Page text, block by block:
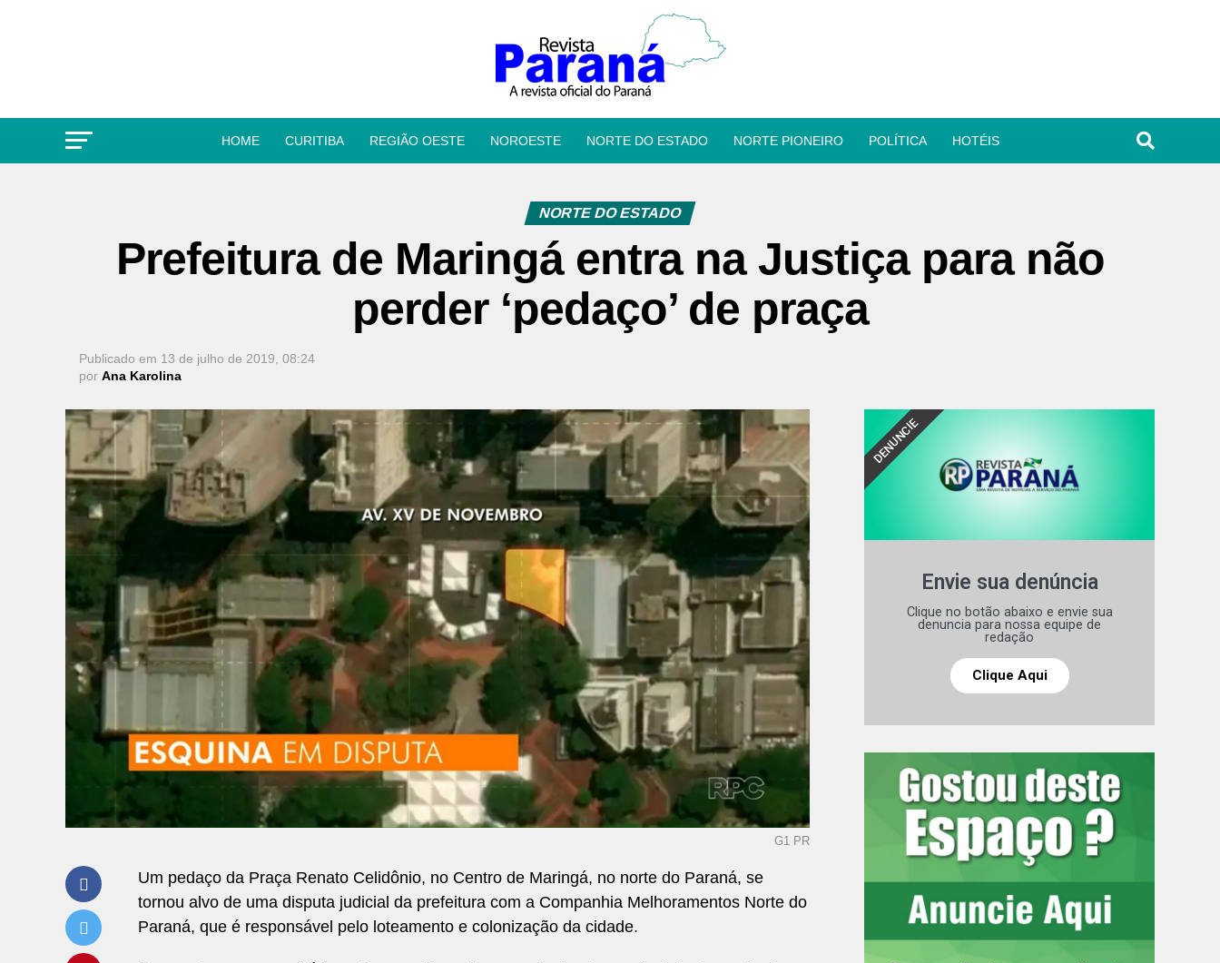
HOME CURITIBA REGIÃO OESTE NOROESTE NORTE DO ESTADO NORTE PIONEIRO POLÍTICA HOTÉIS
NORTE DO ESTADO
Prefeitura de Maringá entra na Justiça para não
perder ‘pedaço’ de praça
Publicado em 13 de julho de 2019, 08:24
por Ana Karolina
G1 PR
Um pedaço da Praça Renato Celidônio, no Centro de Maringá, no norte do Paraná, se
tornou alvo de uma disputa judicial da prefeitura com a Companhia Melhoramentos Norte do
Paraná, que é responsável pelo loteamento e colonização da cidade.
Envie sua denúncia
Clique no botão abaixo e envie sua
denuncia para nossa equipe de
redação
Clique Aqui
DENUNCIE